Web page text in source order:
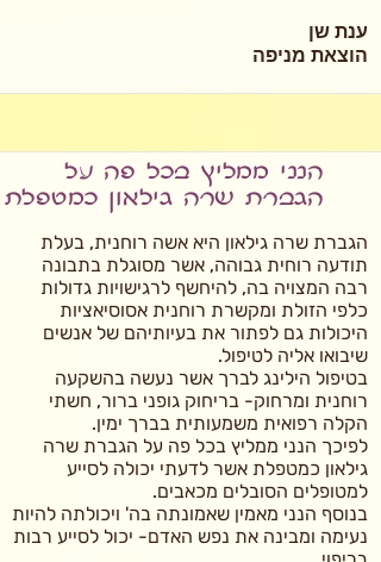
ענת שן
הוצאת מניפה
הנני ממליץ בכל פה על
הגברת שרה גילאון כמטפלת
הגברת שרה גילאון היא אשה רוחנית, בעלת
תודעה רוחית גבוהה, אשר מסוגלת בתבונה
רבה המצויה בה, להיחשף לרגישויות גדולות
כלפי הזולת ומקשרת רוחנית אסוסיאציות
היכולות גם לפתור את בעיותיהם של אנשים
שיבואו אליה לטיפול.
בטיפול הילינג לברך אשר נעשה בהשקעה
רוחנית ומרחוק- בריחוק גופני ברור, חשתי
הקלה רפואית משמעותית בברך ימין.
לפיכך הנני ממליץ בכל פה על הגברת שרה
גילאון כמטפלת אשר לדעתי יכולה לסייע
למטופלים הסובלים מכאבים.
בנוסף הנני מאמין שאמונתה בה' ויכולתה להיות
נעימה ומבינה את נפש האדם- יכול לסייע רבות